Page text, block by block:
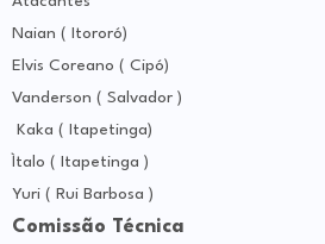
Naian ( Itororó)
Elvis Coreano ( Cipó)
Vanderson ( Salvador )
Kaka ( Itapetinga)
Ìtalo ( Itapetinga )
Yuri ( Rui Barbosa )
Comissão Técnica